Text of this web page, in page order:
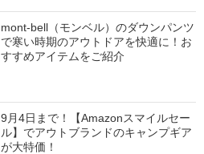
mont-bell（モンベル）のダウンパンツ
で寒い時期のアウトドアを快適に！お
すすめアイテムをご紹介
9月4日まで！【Amazonスマイルセー
ル】でアウトブランドのキャンプギア
が大特価！